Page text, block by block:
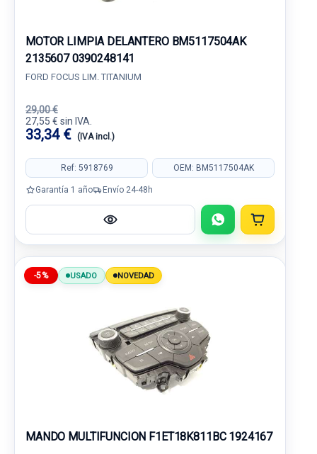
MOTOR LIMPIA DELANTERO BM5117504AK
2135607 0390248141
FORD FOCUS LIM. TITANIUM
29,00 €
27,55 € sin IVA.
33,34 € (IVA incl.)
Ref: 5918769 OEM: BM5117504AK
Garantía 1 año Envío 24-48h
-5% USADO NOVEDAD
MANDO MULTIFUNCION F1ET18K811BC 1924167